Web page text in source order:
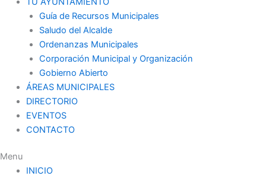
Guía de Recursos Municipales
Saludo del Alcalde
Ordenanzas Municipales
Corporación Municipal y Organización
Gobierno Abierto
ÁREAS MUNICIPALES
DIRECTORIO
EVENTOS
CONTACTO
Menu
INICIO